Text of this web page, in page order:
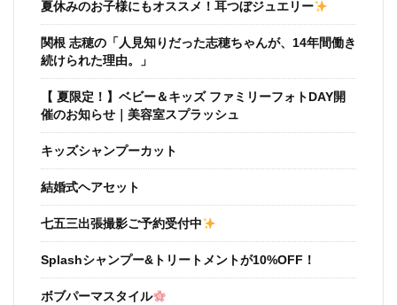
夏休みのお子様にもオススメ！耳つぼジュエリー
関根 志穂の「人見知りだった志穂ちゃんが、14年間働き
続けられた理由。」
【 夏限定！】ベビー＆キッズ ファミリーフォトDAY開
催のお知らせ｜美容室スプラッシュ
キッズシャンプーカット
結婚式ヘアセット
七五三出張撮影ご予約受付中
Splashシャンプー&トリートメントが10%OFF！
ボブパーマスタイル